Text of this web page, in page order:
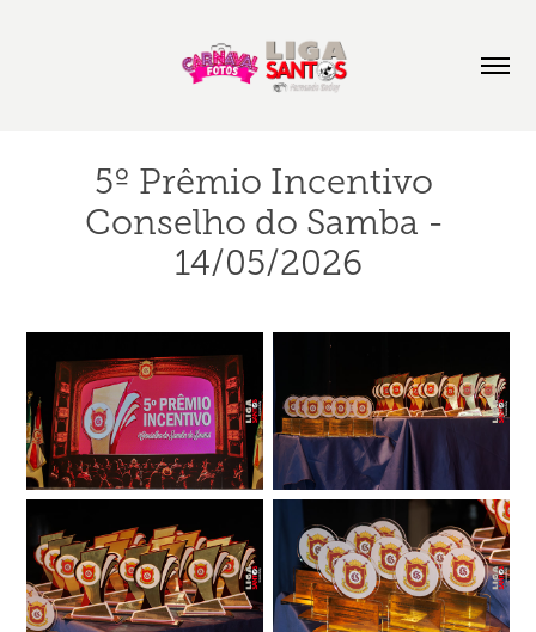
5º Prêmio Incentivo
Conselho do Samba -
14/05/2026